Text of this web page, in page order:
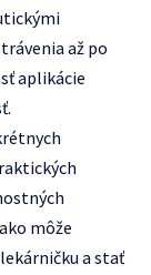
až po
aplikácie
môže
a stať